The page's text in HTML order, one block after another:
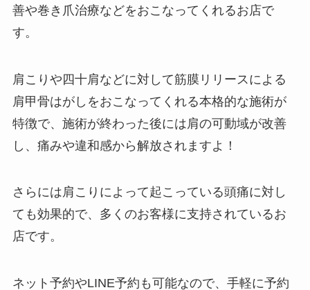
善や巻き爪治療などをおこなってくれるお店で
す。
肩こりや四十肩などに対して筋膜リリースによる
肩甲骨はがしをおこなってくれる本格的な施術が
特徴で、施術が終わった後には肩の可動域が改善
し、痛みや違和感から解放されますよ！
さらには肩こりによって起こっている頭痛に対し
ても効果的で、多くのお客様に支持されているお
店です。
ネット予約やLINE予約も可能なので、手軽に予約